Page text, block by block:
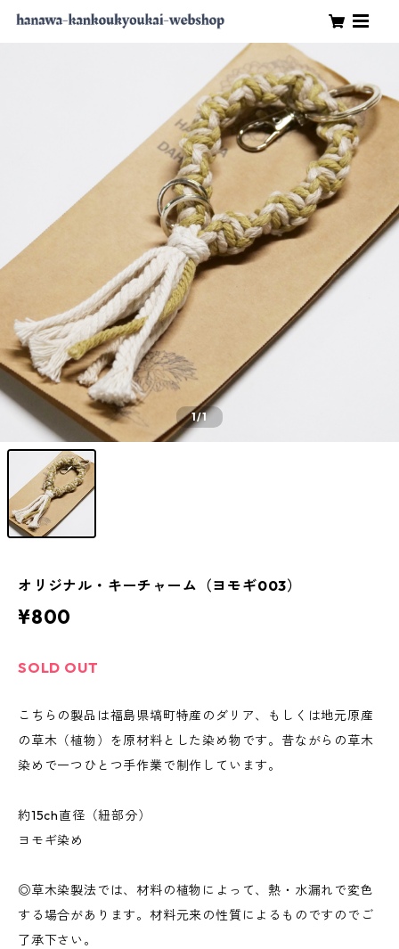
1/1
オリジナル・キーチャーム（ヨモギ003）
¥800
SOLD OUT
こちらの製品は福島県塙町特産のダリア、もしくは地元原産
の草木（植物）を原材料とした染め物です。昔ながらの草木
染めで一つひとつ手作業で制作しています。
約15ch直径（紐部分）
ヨモギ染め
◎草木染製法では、材料の植物によって、熱・水漏れで変色
する場合があります。材料元来の性質によるものですのでご
了承下さい。